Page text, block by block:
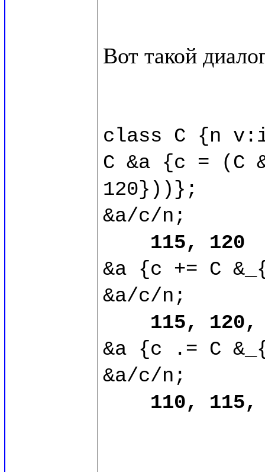
Вот такой
class C {n
C &a {c = (C
120}))};
&a/c/n;
115, 120
&a {c += C
&a/c/n;
115, 120,
&a {c .= C
&a/c/n;
110, 115,